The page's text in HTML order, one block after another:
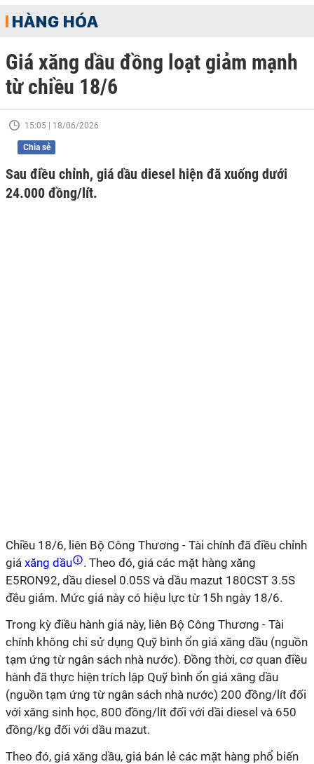
HÀNG HÓA
Giá xăng dầu đồng loạt giảm mạnh
từ chiều 18/6
15:05 | 18/06/2026
Chia sẻ
Sau điều chỉnh, giá dầu diesel hiện đã xuống dưới
24.000 đồng/lít.
Chiều 18/6, liên Bộ Công Thương - Tài chính đã điều chỉnh
giá xăng dầu
. Theo đó, giá các mặt hàng xăng
E5RON92, dầu diesel 0.05S và dầu mazut 180CST 3.5S
đều giảm. Mức giá này có hiệu lực từ 15h ngày 18/6.
Trong kỳ điều hành giá này, liên Bộ Công Thương - Tài
chính không chi sử dụng Quỹ bình ổn giá xăng dầu (nguồn
tạm ứng từ ngân sách nhà nước). Đồng thời, cơ quan điều
hành đã thực hiện trích lập Quỹ bình ổn giá xăng dầu
(nguồn tạm ứng từ ngân sách nhà nước) 200 đồng/lít đối
với xăng sinh học, 800 đồng/lít đối với dầi diesel và 650
đồng/kg đối với dầu mazut.
Theo đó, giá xăng dầu, giá bán lẻ các mặt hàng phổ biến